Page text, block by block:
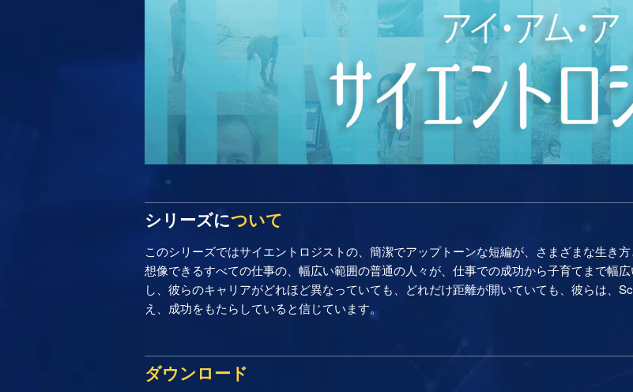
シリーズについて
このシリーズではサイエントロジストの、簡潔でアップトーンな短編が、さまざまな生き
想像できるすべての仕事の、幅広い範囲の普通の人々が、仕事での成功から子育てまで幅
し、彼らのキャリアがどれほど異なっていても、どれだけ距離が開いていても、彼らは、
え、成功をもたらしていると信じています。
ダウンロード